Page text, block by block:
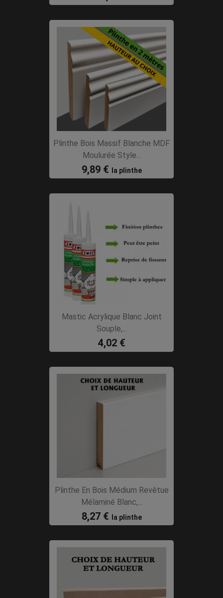
Plinthe Bois Massif Blanche MDF
Moulurée Style...
9,89 € la plinthe
Mastic Acrylique Blanc Joint
Souple,...
4,02 €
Plinthe En Bois Médium Revêtue
Mélaminé Blanc,...
8,27 € la plinthe